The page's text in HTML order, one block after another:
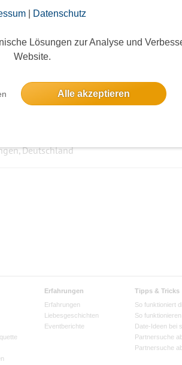
| Datenschutz
Lösungen zur Analyse und
Website.
Alle akzeptieren
Deutschland
Deutschland
Erfahrungen
Erfahrungen
Liebesgeschichten
Eventberichte
Tipps & Tricks
So funktioniert
So
Date-Ideen bei
Partnersuche
Partnersuche